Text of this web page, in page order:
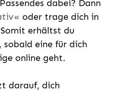
dabei? Dann
oder trage dich in
erhältst du
eine für dich
online geht.
darauf, dich